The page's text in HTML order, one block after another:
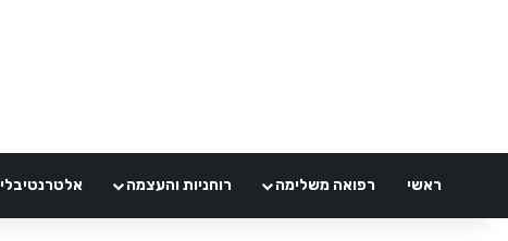
ראשי רפואה משלימה רוחניות והעצמה אלטרנטיבלי VOD